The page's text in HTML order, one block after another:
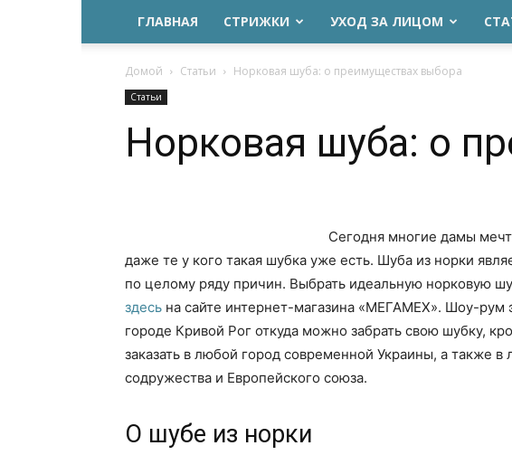
ГЛАВНАЯ СТРИЖКИ УХОД ЗА ЛИЦОМ
Домой Статьи Норковая шуба: о преимуществах выбора
Статьи
Норковая шуба: о
Сегодня многие дамы
даже те у кого такая шубка уже есть. Шуба из норки
по целому ряду причин. Выбрать идеальную норковую
здесь на сайте интернет-магазина «МЕГАМЕХ». Шоу-рум
городе Кривой Рог откуда можно забрать свою шубку,
заказать в любой город современной Украины, а также в
содружества и Европейского союза.
О шубе из норки